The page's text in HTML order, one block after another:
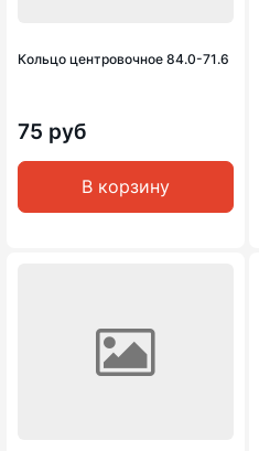
Кольцо центровочное 84.0-71.6
75 руб
В корзину